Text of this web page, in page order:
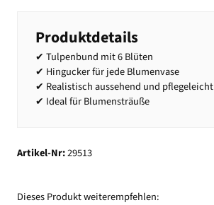
Produktdetails
✔ Tulpenbund mit 6 Blüten
✔ Hingucker für jede Blumenvase
✔ Realistisch aussehend und pflegeleicht
✔ Ideal für Blumensträuße
Artikel-Nr:29513
Dieses Produkt weiterempfehlen: